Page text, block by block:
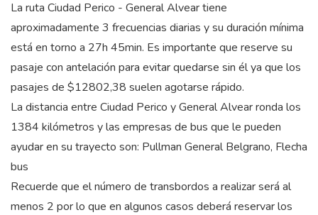
La ruta Ciudad Perico - General Alvear tiene
aproximadamente 3 frecuencias diarias y su duración mínima
está en torno a 27h 45min. Es importante que reserve su
pasaje con antelación para evitar quedarse sin él ya que los
pasajes de $12802,38 suelen agotarse rápido.
La distancia entre Ciudad Perico y General Alvear ronda los
1384 kilómetros y las empresas de bus que le pueden
ayudar en su trayecto son: Pullman General Belgrano, Flecha
bus
Recuerde que el número de transbordos a realizar será al
menos 2 por lo que en algunos casos deberá reservar los